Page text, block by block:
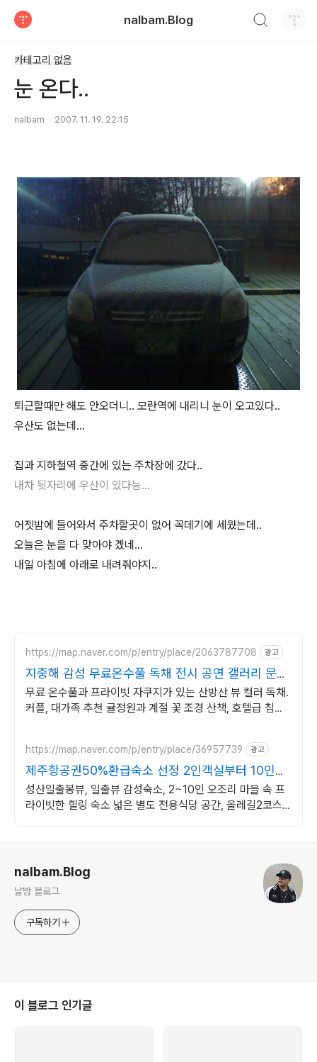
nalbam.Blog
카테고리 없음
눈 온다..
nalbam 2007. 11. 19. 22:15
퇴근할때만 해도 안오더니.. 모란역에 내리니 눈이 오고있다..
우산도 없는데...
집과 지하철역 중간에 있는 주차장에 갔다..
내차 뒷자리에 우산이 있다능...
어젯밤에 들어와서 주차할곳이 없어 꼭데기에 세웠는데..
오늘은 눈을 다 맞아야 겠네...
내일 아침에 아래로 내려줘야지..
https://map.naver.com/p/entry/place/2063787708 광고
지중해 감성 무료온수풀 독채 전시 공연 갤러리 문화
공간
무료 온수풀과 프라이빗 자쿠지가 있는 산방산 뷰 컬러 독채.
커플, 대가족 추천 귤정원과 계절 꽃 조경 산책, 호텔급 침구
https://map.naver.com/p/entry/place/36957739 광고
제주항공권50%환급숙소 선정 2인객실부터 10인객
실 구성
성산일출봉뷰, 일출뷰 감성숙소, 2~10인 오조리 마을 속 프
라이빗한 힐링 숙소 넓은 별도 전용식당 공간, 올레길2코스
nalbam.Blog
날밤 블로그
구독하기
이 블로그 인기글